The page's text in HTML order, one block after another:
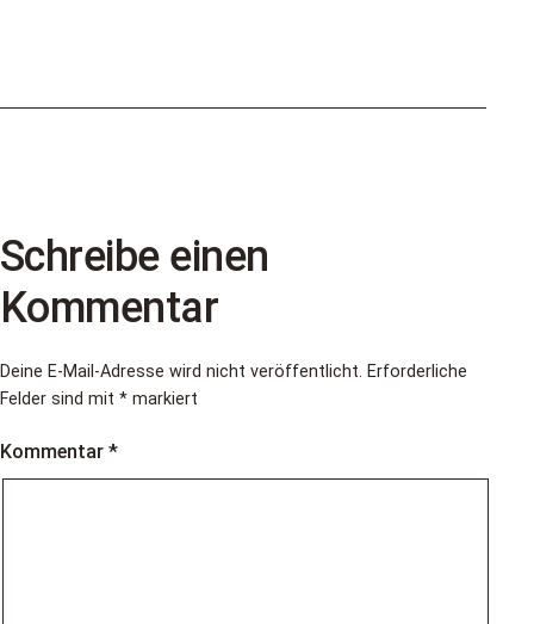
Schreibe einen
Kommentar
Deine E-Mail-Adresse wird nicht veröffentlicht. Erforderliche
Felder sind mit * markiert
Kommentar *